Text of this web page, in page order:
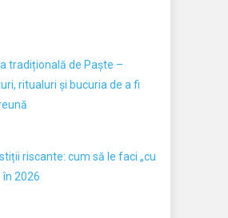
tradițională de Paște –
ritualuri și bucuria de a fi
riscante: cum să le faci „cu
în 2026